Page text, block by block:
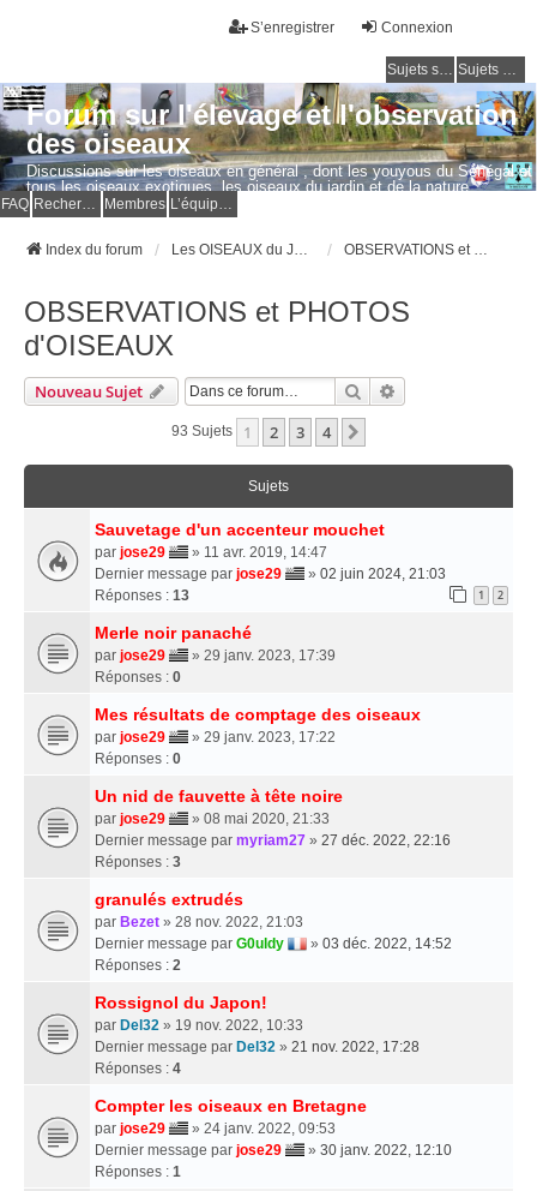
Connexion
S’enregistrer
Sujets sans réponse Sujets actifs
Forum sur l'élevage et l'observation
des oiseaux
Discussions sur les oiseaux en général , dont les youyous du Sénégal et
tous les oiseaux exotiques, les oiseaux du jardin et de la nature.
Questions, photos, expériences.
FAQ Membres
Index du forum
OBSERVATIONS et PHOTOS
d'OISEAUX
Nouveau Sujet Rechercher
93 Sujets 1 2 3 4
Sujets
Sauvetage d'un accenteur mouchet
par jose29
» 11 avr. 2019, 14:47
Dernier message par jose29 » 02 juin 2024, 21:03
Réponses : 13 1 2
Merle noir panaché
par jose29
» 29 janv. 2023, 17:39
Réponses : 0
Mes résultats de comptage des oiseaux
par jose29
» 29 janv. 2023, 17:22
Réponses : 0
Un nid de fauvette à tête noire
par jose29
» 08 mai 2020, 21:33
Dernier message par myriam27 » 27 déc. 2022, 22:16
Réponses : 3
granulés extrudés
par Bezet » 28 nov. 2022, 21:03
Dernier message par G0uldy » 03 déc. 2022, 14:52
Réponses : 2
Rossignol du Japon!
par Del32 » 19 nov. 2022, 10:33
Dernier message par Del32 » 21 nov. 2022, 17:28
Réponses : 4
Compter les oiseaux en Bretagne
par jose29
» 24 janv. 2022, 09:53
Dernier message par jose29 » 30 janv. 2022, 12:10
Réponses : 1